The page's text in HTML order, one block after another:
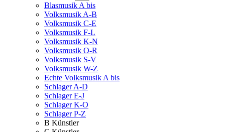
Blasmusik A bis
Volksmusik A-B
Volksmusik C-E
Volksmusik F-L
Volksmusik K-N
Volksmusik O-R
Volksmusik S-V
Volksmusik W-Z
Echte Volksmusik A bis
Schlager A-D
Schlager E-J
Schlager K-O
Schlager P-Z
B Künstler